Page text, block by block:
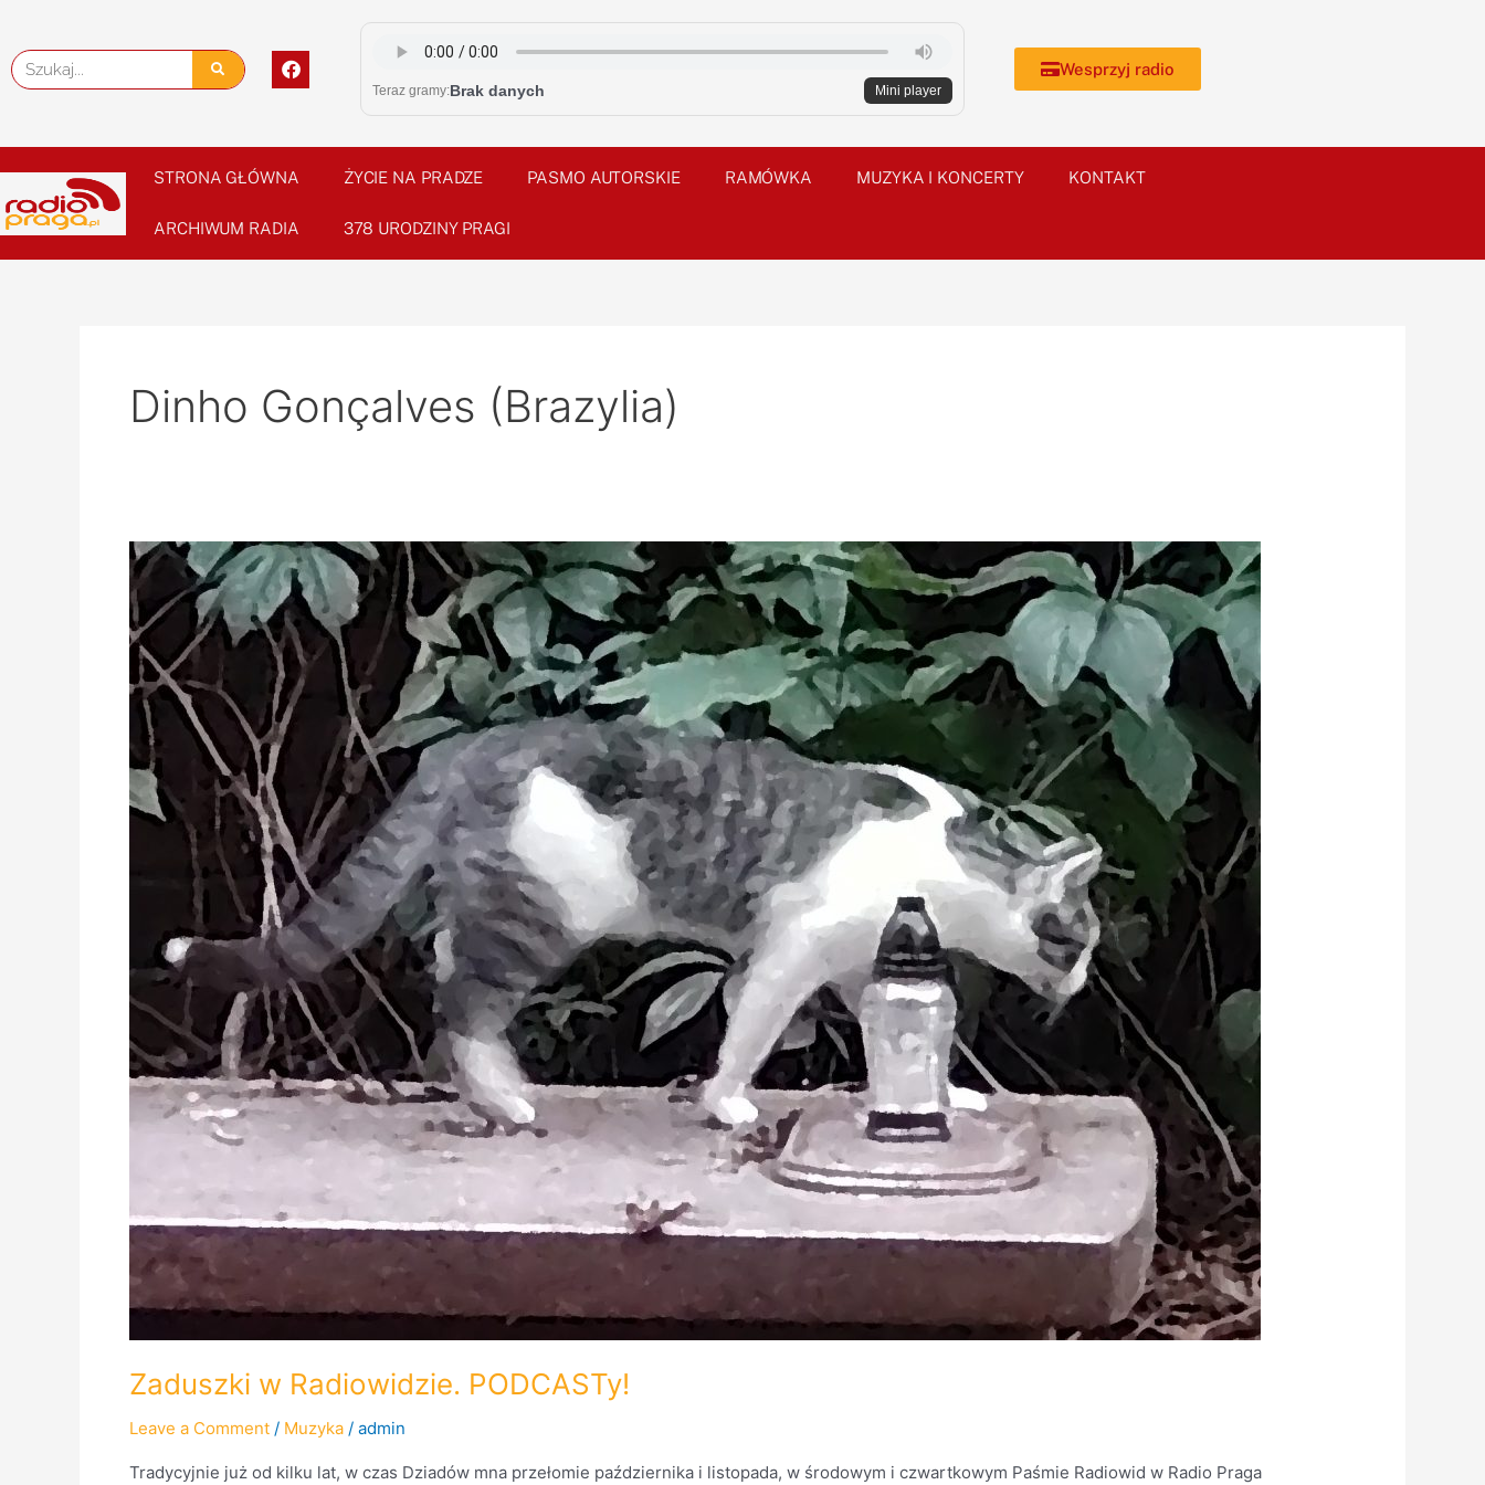
content
Szukaj
F
a
c
o
o
k
Teraz gramy:Brak danych Mini player
Wesprzyj radio
STRONA GŁÓWNA ŻYCIE NA PRADZE PASMO AUTORSKIE RAMÓWKA MUZYKA I KONCERTY KONTAKT
ARCHIWUM RADIA 378 URODZINY PRAGI
Dinho Gonçalves (Brazylia)
Zaduszki w Radiowidzie. PODCASTy!
Leave a Comment / Muzyka / admin
Tradycyjnie już od kilku lat, w czas Dziadów mna przełomie października i listopada, w środowym i czwartkowym Paśmie Radiowid w Radio Praga
Zaduszki
w
Radiowidzie.
PODCASTy!